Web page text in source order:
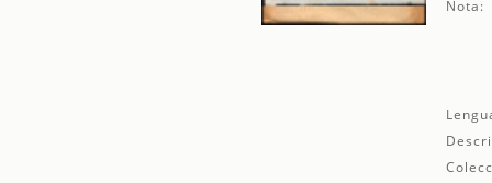
Nota: